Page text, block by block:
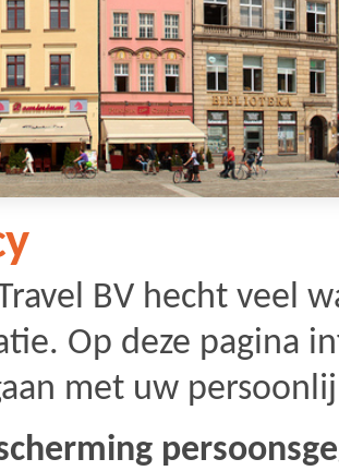
BV hecht veel
Op deze pagina
met uw